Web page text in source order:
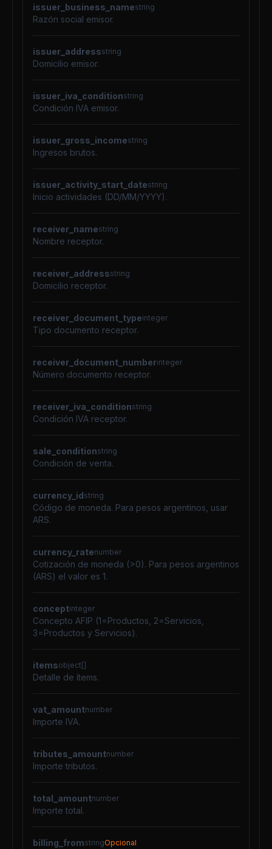
issuer_business_namestring
Razón social emisor.
issuer_addressstring
Domicilio emisor.
issuer_iva_conditionstring
Condición IVA emisor.
issuer_gross_incomestring
Ingresos brutos.
issuer_activity_start_datestring
Inicio actividades (DD/MM/YYYY).
receiver_namestring
Nombre receptor.
receiver_addressstring
Domicilio receptor.
receiver_document_typeinteger
Tipo documento receptor.
receiver_document_numberinteger
Número documento receptor.
receiver_iva_conditionstring
Condición IVA receptor.
sale_conditionstring
Condición de venta.
currency_idstring
Código de moneda. Para pesos argentinos, usar
ARS.
currency_ratenumber
Cotización de moneda (>0). Para pesos argentinos
(ARS) el valor es 1.
conceptinteger
Concepto AFIP (1=Productos, 2=Servicios,
3=Productos y Servicios).
itemsobject[]
Detalle de ítems.
vat_amountnumber
Importe IVA.
tributes_amountnumber
Importe tributos.
total_amountnumber
Importe total.
billing_fromstringOpcional